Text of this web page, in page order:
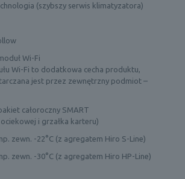
(szybszy serwis klimatyzatora)
Wi-Fi
Wi-Fi to dodatkowa cecha produktu,
jest przez zewnętrzny podmiot –
całoroczny SMART
i grzałka karteru)
zewn. -22°C (z agregatem Hiro S-Line)
zewn. -30°C (z agregatem Hiro HP-Line)